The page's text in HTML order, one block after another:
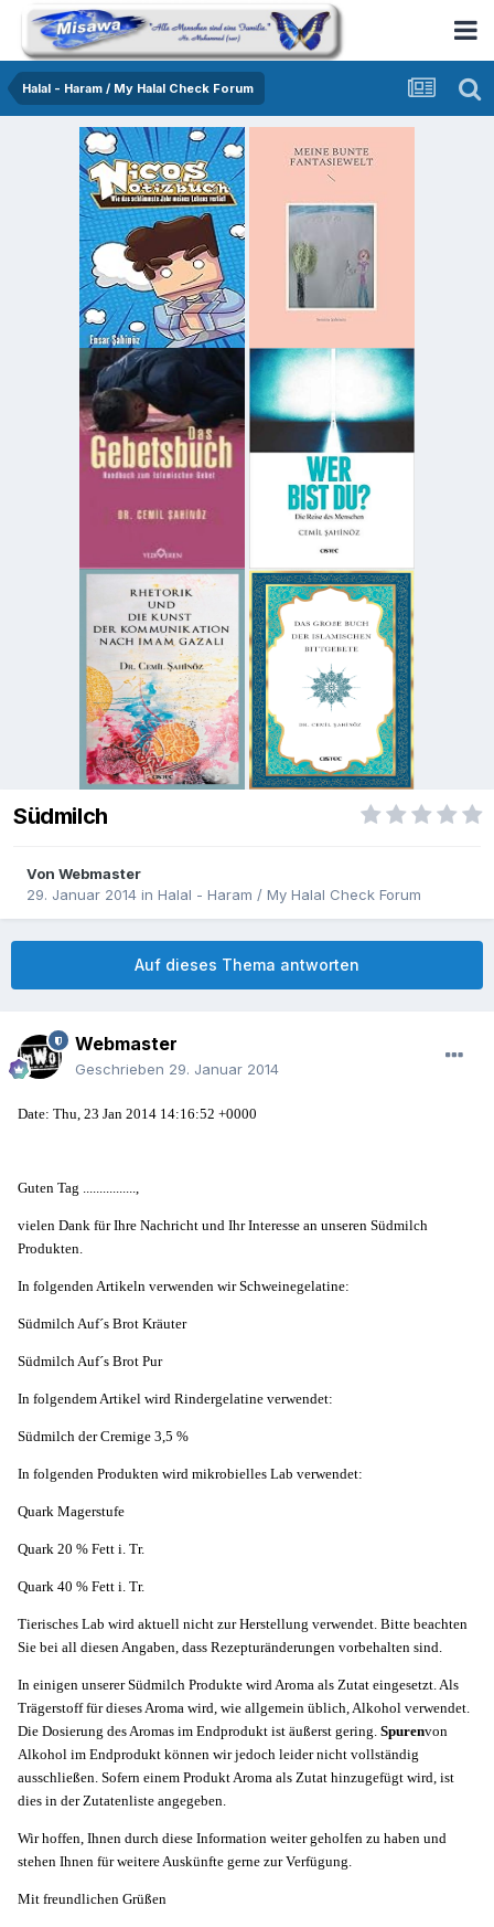
Halal - Haram / My Halal Check Forum
Südmilch
Von Webmaster
29. Januar 2014 in Halal - Haram / My Halal Check Forum
Auf dieses Thema antworten
Webmaster
Geschrieben 29. Januar 2014
Date: Thu, 23 Jan 2014 14:16:52 +0000
Guten Tag ................,
vielen Dank für Ihre Nachricht und Ihr Interesse an unseren Südmilch
Produkten.
In folgenden Artikeln verwenden wir Schweinegelatine:
Südmilch Auf´s Brot Kräuter
Südmilch Auf´s Brot Pur
In folgendem Artikel wird Rindergelatine verwendet:
Südmilch der Cremige 3,5 %
In folgenden Produkten wird mikrobielles Lab verwendet:
Quark Magerstufe
Quark 20 % Fett i. Tr.
Quark 40 % Fett i. Tr.
Tierisches Lab wird aktuell nicht zur Herstellung verwendet. Bitte beachten
Sie bei all diesen Angaben, dass Rezepturänderungen vorbehalten sind.
In einigen unserer Südmilch Produkte wird Aroma als Zutat eingesetzt. Als
Trägerstoff für dieses Aroma wird, wie allgemein üblich, Alkohol verwendet.
Die Dosierung des Aromas im Endprodukt ist äußerst gering. Spurenvon
Alkohol im Endprodukt können wir jedoch leider nicht vollständig
ausschließen. Sofern einem Produkt Aroma als Zutat hinzugefügt wird, ist
dies in der Zutatenliste angegeben.
Wir hoffen, Ihnen durch diese Information weiter geholfen zu haben und
stehen Ihnen für weitere Auskünfte gerne zur Verfügung.
Mit freundlichen Grüßen